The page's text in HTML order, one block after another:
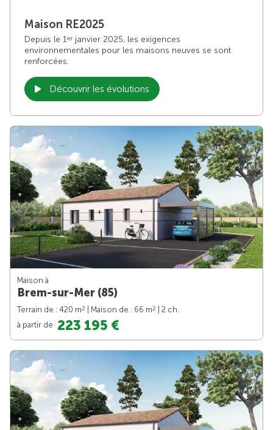
Maison RE2025
Depuis le 1er janvier 2025, les exigences
environnementales pour les maisons neuves se sont
renforcées.
Découvrir les évolutions
Maison à
Brem-sur-Mer (85)
Terrain de : 420 m2 | Maison de : 66 m2
| 2 ch.
à partir de 223 195 €